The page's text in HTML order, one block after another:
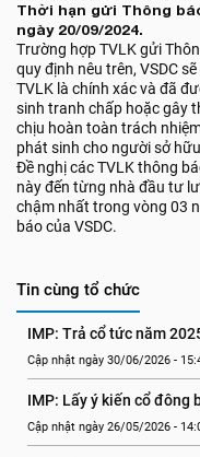
Thời hạn gửi Thông
ngày 20/09/2024.
Trường hợp TVLK gửi
quy định nêu trên, VSDC
TVLK là chính xác và đã
sinh tranh chấp hoặc gây
chịu hoàn toàn trách
phát sinh cho người sở
Đề nghị các TVLK thông
này đến từng nhà đầu tư
chậm nhất trong vòng 03
báo của VSDC.
Tin cùng tổ chức
IMP: Trả cổ tức năm
Cập nhật ngày 30/06/2026 -
IMP: Lấy ý kiến cổ đông
Cập nhật ngày 26/05/2026 -